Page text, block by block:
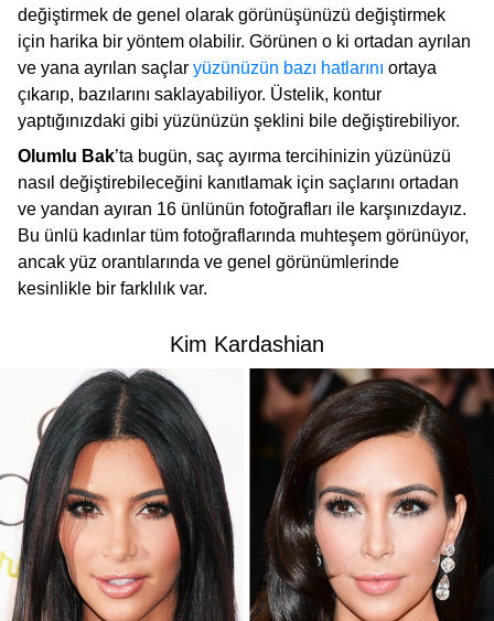
değiştirmek de genel olarak görünüşünüzü değiştirmek
için harika bir yöntem olabilir. Görünen o ki ortadan ayrılan
ve yana ayrılan saçlar yüzünüzün bazı hatlarını ortaya
çıkarıp, bazılarını saklayabiliyor. Üstelik, kontur
yaptığınızdaki gibi yüzünüzün şeklini bile değiştirebiliyor.
Olumlu Bak’ta bugün, saç ayırma tercihinizin yüzünüzü
nasıl değiştirebileceğini kanıtlamak için saçlarını ortadan
ve yandan ayıran 16 ünlünün fotoğrafları ile karşınızdayız.
Bu ünlü kadınlar tüm fotoğraflarında muhteşem görünüyor,
ancak yüz orantılarında ve genel görünümlerinde
kesinlikle bir farklılık var.
Kim Kardashian